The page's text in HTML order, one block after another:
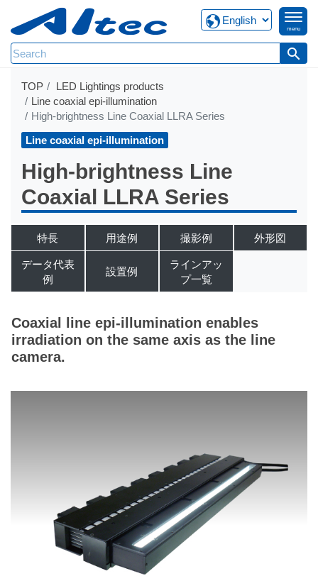
menu
search
TOP
LED Lightings products
Line coaxial epi-illumination
High-brightness Line Coaxial LLRA Series
Line coaxial epi-illumination
High-brightness Line
Coaxial LLRA Series
特長 用途例 撮影例 外形図
データ代表
例
設置例
ラインアッ
プ一覧
Coaxial line epi-illumination enables
irradiation on the same axis as the line
camera.